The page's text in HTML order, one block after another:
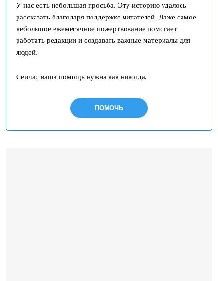
п
У нас есть небольшая просьба. Эту историю удалось
рассказать благодаря поддержке читателей. Даже самое
небольшое ежемесячное пожертвование помогает
работать редакции и создавать важные материалы для
людей.
Сейчас ваша помощь нужна как никогда.
ПОМОЧЬ